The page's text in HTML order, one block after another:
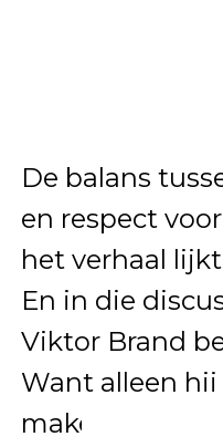
De balans
en respect
het verhaal
En in die
Viktor Brand
Want alleen
maken hoe hij